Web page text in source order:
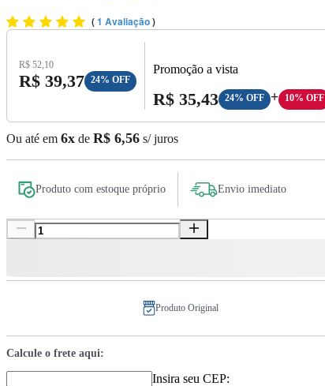
(1 Avaliação)
Preço Original:
R$ 52,10
Preço com Desconto:
R$ 39,37 24% OFF
Promoção a vista
Preço A Vista:
R$ 35,43 24% OFF + 10% OFF
Ou até em 6x de R$ 6,56 s/ juros
Produto com estoque próprio Envio imediato
Produto Original
Calcule o frete aqui:
Insira seu CEP: